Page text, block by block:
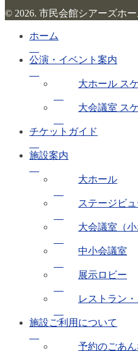
© 2026. 市民会館シアーズホー
ホーム
公演・イベント案内
大ホール ス
大会議室 ス
チケットガイド
施設案内
大ホール
ステージビ
大会議室（小
中小会議室
展示ロビー
レストラン
施設ご利用について
予約のごあ